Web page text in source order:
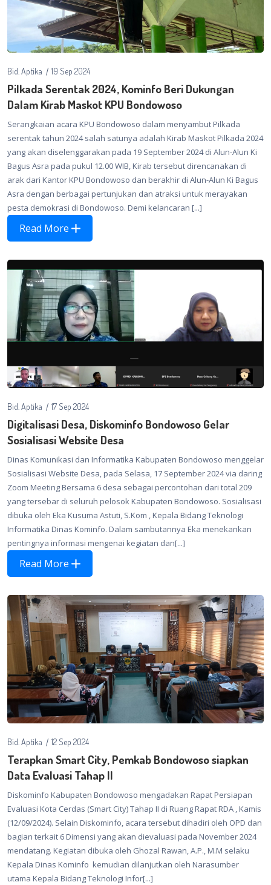
Bid. Aptika 19 Sep 2024
Pilkada Serentak 2024, Kominfo Beri Dukungan
Dalam Kirab Maskot KPU Bondowoso
Serangkaian acara KPU Bondowoso dalam menyambut Pilkada
serentak tahun 2024 salah satunya adalah Kirab Maskot Pilkada 2024
yang akan diselenggarakan pada 19 September 2024 di Alun-Alun Ki
Bagus Asra pada pukul 12.00 WIB, Kirab tersebut direncanakan di
arak dari Kantor KPU Bondowoso dan berakhir di Alun-Alun Ki Bagus
Asra dengan berbagai pertunjukan dan atraksi untuk merayakan
pesta demokrasi di Bondowoso. Demi kelancaran [...]
Read More
Bid. Aptika 17 Sep 2024
Digitalisasi Desa, Diskominfo Bondowoso Gelar
Sosialisasi Website Desa
Dinas Komunikasi dan Informatika Kabupaten Bondowoso menggelar
Sosialisasi Website Desa, pada Selasa, 17 September 2024 via daring
Zoom Meeting Bersama 6 desa sebagai percontohan dari total 209
yang tersebar di seluruh pelosok Kabupaten Bondowoso. Sosialisasi
dibuka oleh Eka Kusuma Astuti, S.Kom , Kepala Bidang Teknologi
Informatika Dinas Kominfo. Dalam sambutannya Eka menekankan
pentingnya informasi mengenai kegiatan dan[...]
Read More
Bid. Aptika 12 Sep 2024
Terapkan Smart City, Pemkab Bondowoso siapkan
Data Evaluasi Tahap II
Diskominfo Kabupaten Bondowoso mengadakan Rapat Persiapan
Evaluasi Kota Cerdas (Smart City) Tahap II di Ruang Rapat RDA , Kamis
(12/09/2024). Selain Diskominfo, acara tersebut dihadiri oleh OPD dan
bagian terkait 6 Dimensi yang akan dievaluasi pada November 2024
mendatang. Kegiatan dibuka oleh Ghozal Rawan, A.P., M.M selaku
Kepala Dinas Kominfo kemudian dilanjutkan oleh Narasumber
utama Kepala Bidang Teknologi Infor[...]